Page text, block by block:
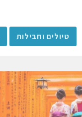
טיולים וחבילות